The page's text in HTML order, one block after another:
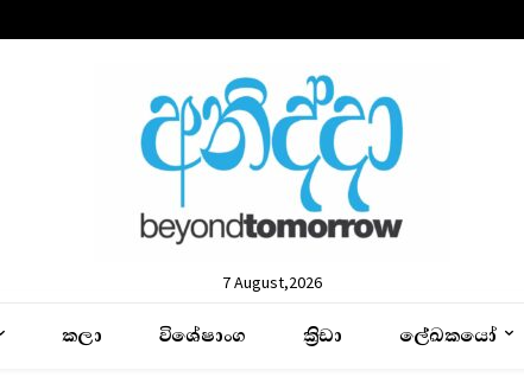
7 August,2026
කලා විශේෂාංග ක්‍රිඩා ලේඛකයෝ